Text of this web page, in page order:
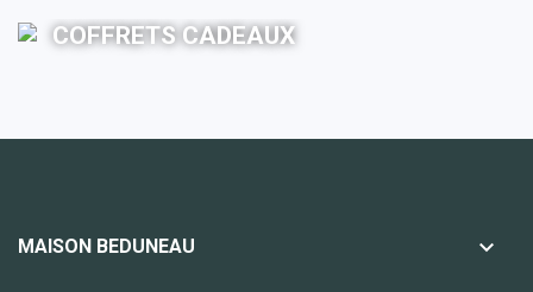
COFFRETS CADEAUX
MAISON BEDUNEAU 